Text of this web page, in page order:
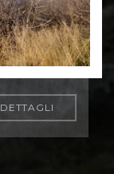
DETTAGLI